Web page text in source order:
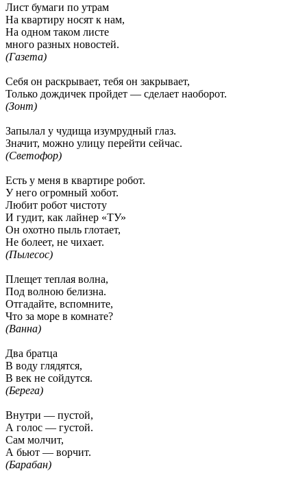
Лист бумаги по утрам
На квартиру носят к нам,
На одном таком листе
много разных новостей.
(Газета)
Себя он раскрывает, тебя он закрывает,
Только дождичек пройдет — сделает наоборот.
(Зонт)
Запылал у чудища изумрудный глаз.
Значит, можно улицу перейти сейчас.
(Светофор)
Есть у меня в квартире робот.
У него огромный хобот.
Любит робот чистоту
И гудит, как лайнер «ТУ»
Он охотно пыль глотает,
Не болеет, не чихает.
(Пылесос)
Плещет теплая волна,
Под волною белизна.
Отгадайте, вспомните,
Что за море в комнате?
(Ванна)
Два братца
В воду глядятся,
В век не сойдутся.
(Берега)
Внутри — пустой,
А голос — густой.
Сам молчит,
А бьют — ворчит.
(Барабан)